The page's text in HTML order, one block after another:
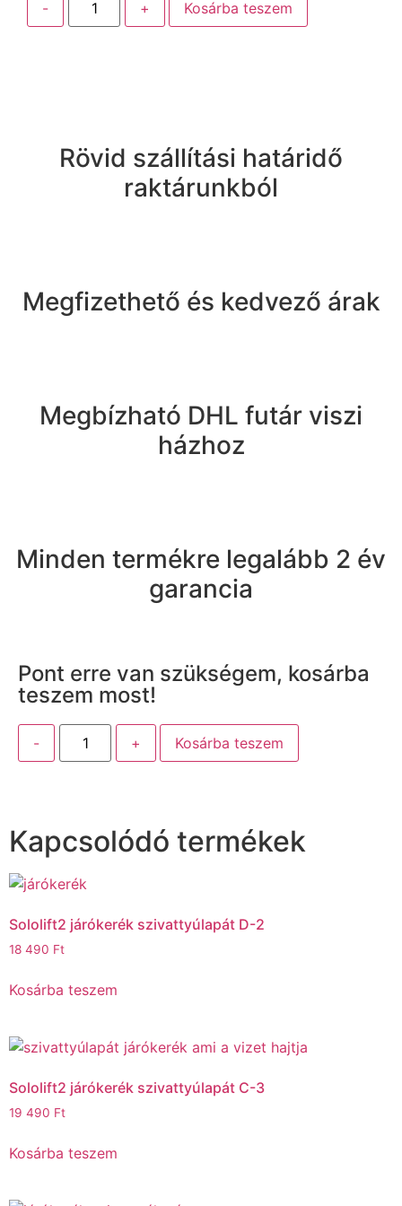
- + Kosárba teszem
Rövid szállítási határidő
raktárunkból
Megfizethető és kedvező árak
Megbízható DHL futár viszi
házhoz
Minden termékre legalább 2 év
garancia
Pont erre van szükségem, kosárba
teszem most!
- + Kosárba teszem
Kapcsolódó termékek
Sololift2 járókerék szivattyúlapát D-2
18 490 Ft
Kosárba teszem
Sololift2 járókerék szivattyúlapát C-3
19 490 Ft
Kosárba teszem